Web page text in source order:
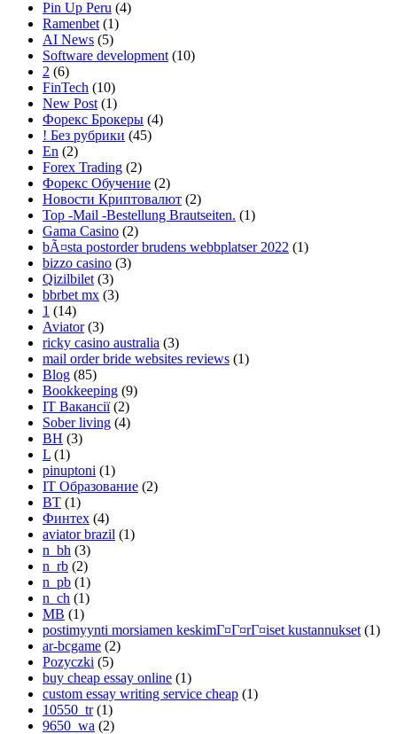
Pin Up Peru (4)
Ramenbet (1)
AI News (5)
Software development (10)
2 (6)
FinTech (10)
New Post (1)
Форекс Брокеры (4)
! Без рубрики (45)
En (2)
Forex Trading (2)
Форекс Обучение (2)
Новости Криптовалют (2)
Top -Mail -Bestellung Brautseiten. (1)
Gama Casino (2)
bÃ¤sta postorder brudens webbplatser 2022 (1)
bizzo casino (3)
Qizilbilet (3)
bbrbet mx (3)
1 (14)
Aviator(3)
ricky casino australia (3)
mail order bride websites reviews (1)
Blog (85)
Bookkeeping (9)
IT Вакансії(2)
Sober living (4)
BH (3)
L (1)
pinuptoni (1)
IT Образование (2)
BT (1)
Финтех (4)
aviator brazil (1)
n_bh (3)
n_rb (2)
n_pb (1)
n_ch (1)
MB (1)
postimyynti morsiamen keskimГ¤Г¤rГ¤iset kustannukset (1)
ar-bcgame (2)
Pozyczki (5)
buy cheap essay online (1)
custom essay writing service cheap (1)
10550_tr(1)
9650_wa (2)